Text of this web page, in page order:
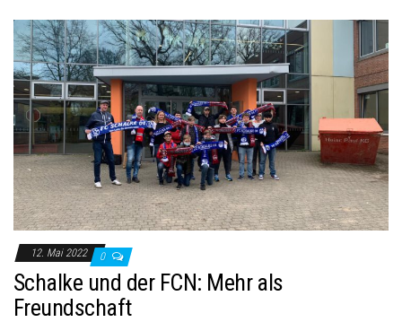
12. Mai 2022 0
Schalke und der FCN: Mehr als
Freundschaft